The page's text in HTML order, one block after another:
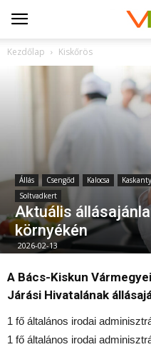
Kezdőlap Kiskőrös
Állás Csengőd Kalocsa
Soltvadkert
Aktuális
környékén
2026-02-13
A Bács-Kiskun
Járási Hivatalának
1 fő általános irodai
1 fő általános irodai